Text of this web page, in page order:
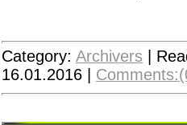
Category: Archivers
16.01.2016